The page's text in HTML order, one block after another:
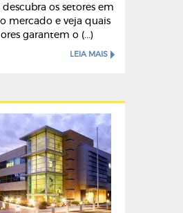
os setores em
mercado e veja quais
garantem o (...)
LEIA MAIS